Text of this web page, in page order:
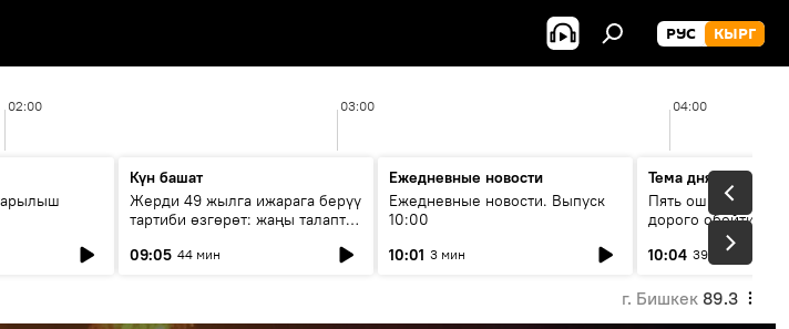
РУС КЫРГ
02:00 03:00 04:00
Күн башат
Жерди 49 жылга ижарага берүү
тартиби өзгөрөт: жаңы талаптар
09:05 44 мин
Ежедневные новости
Ежедневные новости. Выпуск
10:00
10:01 3 мин
Тема дня
Пять ошибок
дорого обойтись
10:04 39 мин
г. Бишкек 89.3